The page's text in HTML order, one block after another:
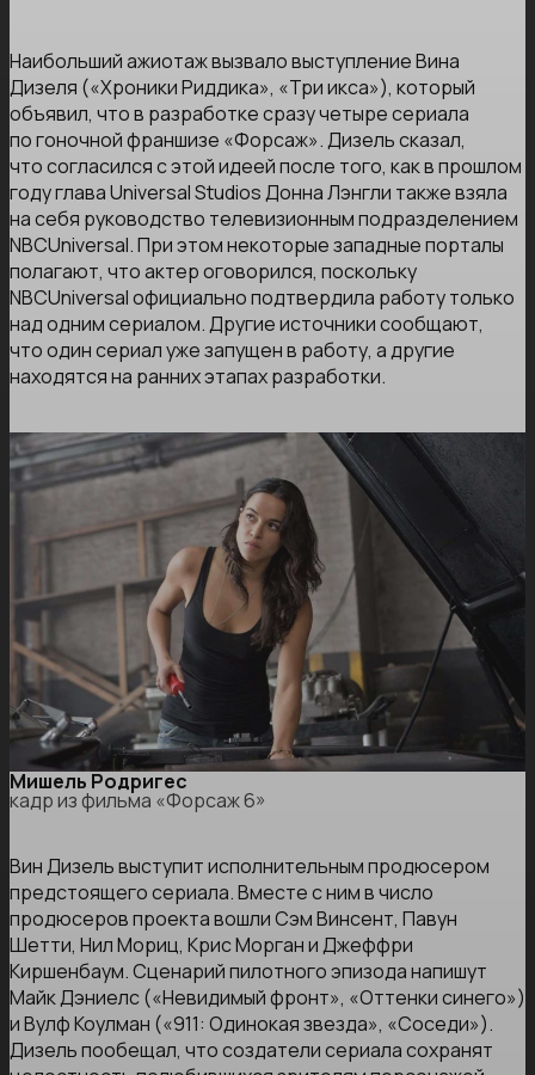
Наибольший ажиотаж вызвало выступление Вина
Дизеля («Хроники Риддика», «Три икса»), который
объявил, что в разработке сразу четыре сериала
по гоночной франшизе «Форсаж». Дизель сказал,
что согласился с этой идеей после того, как в прошлом
году глава Universal Studios Донна Лэнгли также взяла
на себя руководство телевизионным подразделением
NBCUniversal. При этом некоторые западные порталы
полагают, что актер оговорился, поскольку
NBCUniversal официально подтвердила работу только
над одним сериалом. Другие источники сообщают,
что один сериал уже запущен в работу, а другие
находятся на ранних этапах разработки.
Мишель Родригес
кадр из фильма «Форсаж 6»
Вин Дизель выступит исполнительным продюсером
предстоящего сериала. Вместе с ним в число
продюсеров проекта вошли Сэм Винсент, Павун
Шетти, Нил Мориц, Крис Морган и Джеффри
Киршенбаум. Сценарий пилотного эпизода напишут
Майк Дэниелс («Невидимый фронт», «Оттенки синего»)
и Вулф Коулман («911: Одинокая звезда», «Соседи»).
Дизель пообещал, что создатели сериала сохранят